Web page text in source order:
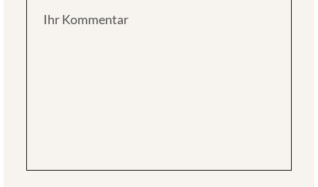
Ihr Kommentar